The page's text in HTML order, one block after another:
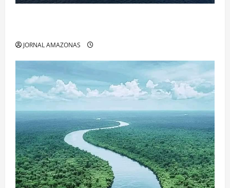
JORNAL AMAZONAS